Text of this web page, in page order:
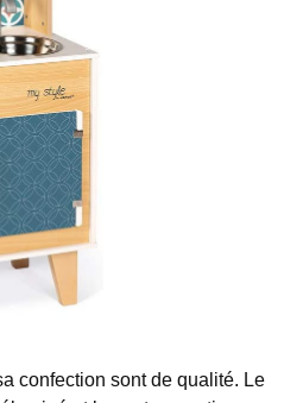
confection sont de qualité. Le